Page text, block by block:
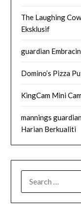
The Laughing
Eksklusif
guardian
Domino’s Pizza
KingCam Mini
mannings
Harian Berkualiti
FOR: